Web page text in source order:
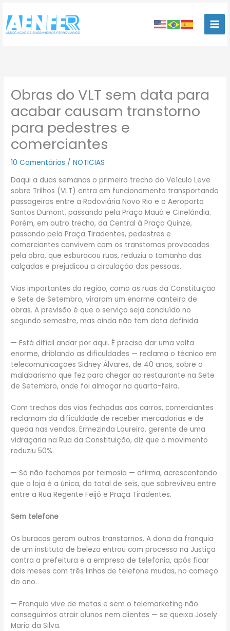
para
conteúdo
Obras do VLT sem data para
acabar causam transtorno
para pedestres e
comerciantes
10 Comentários /NOTICIAS
Daqui a duas semanas o primeiro trecho do Veículo Leve
sobre Trilhos (VLT) entra em funcionamento transportando
passageiros entre a Rodoviária Novo Rio e o Aeroporto
Santos Dumont, passando pela Praça Mauá e Cinelândia.
Porém, em outro trecho, da Central à Praça Quinze,
passando pela Praça Tiradentes, pedestres e
comerciantes convivem com os transtornos provocados
pela obra, que esburacou ruas, reduziu o tamanho das
calçadas e prejudicou a circulação das pessoas.
Vias importantes da região, como as ruas da Constituição
e Sete de Setembro, viraram um enorme canteiro de
obras. A previsão é que o serviço seja concluído no
segundo semestre, mas ainda não tem data definida.
— Está difícil andar por aqui. É preciso dar uma volta
enorme, driblando as dificuldades — reclama o técnico em
telecomunicações Sidney Álvares, de 40 anos, sobre o
malabarismo que fez para chegar ao restaurante na Sete
de Setembro, onde foi almoçar na quarta-feira.
Com trechos das vias fechadas aos carros, comerciantes
reclamam da dificuldade de receber mercadorias e de
queda nas vendas. Ermezinda Loureiro, gerente de uma
vidraçaria na Rua da Constituição, diz que o movimento
reduziu 50%.
— Só não fechamos por teimosia — afirma, acrescentando
que a loja é a única, do total de seis, que sobreviveu entre
entre a Rua Regente Feijó e Praça Tiradentes.
Sem telefone
Os buracos geram outros transtornos. A dona da franquia
de um instituto de beleza entrou com processo na Justiça
contra a prefeitura e a empresa de telefonia, após ficar
dois meses com três linhas de telefone mudas, no começo
do ano.
— Franquia vive de metas e sem o telemarketing não
conseguimos atrair alunos nem clientes — se queixa Josely
Maria da Silva.